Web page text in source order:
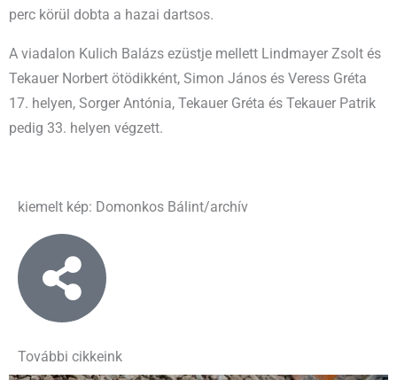
perc körül dobta a hazai dartsos.
A viadalon Kulich Balázs ezüstje mellett Lindmayer Zsolt és
Tekauer Norbert ötödikként, Simon János és Veress Gréta
17. helyen, Sorger Antónia, Tekauer Gréta és Tekauer Patrik
pedig 33. helyen végzett.
kiemelt kép: Domonkos Bálint/archív
További cikkeink